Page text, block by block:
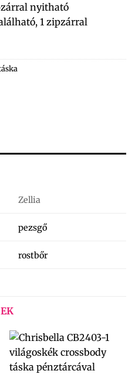
nyitható
1 zipzárral
Zellia
pezsgő
rostbőr